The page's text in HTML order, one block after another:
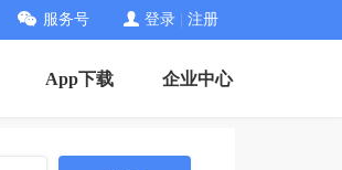
服务号 登录 注册
App下载 企业中心